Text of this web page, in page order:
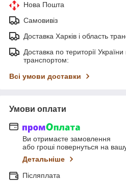
Нова Пошта
Самовивіз
Доставка Харків і область
Доставка по території
транспортом:
Всі умови доставки
Умови оплати
Ви отримаєте замовлення
або гроші повернуться на
Детальніше
Післяплата